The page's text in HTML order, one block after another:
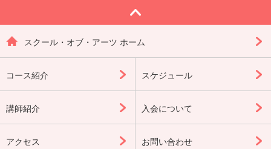
スクール・オブ・アーツ ホーム
コース紹介 スケジュール
講師紹介 入会について
アクセス お問い合わせ